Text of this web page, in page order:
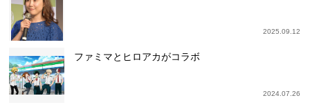
2025.09.12
ファミマとヒロアカがコラボ
2024.07.26